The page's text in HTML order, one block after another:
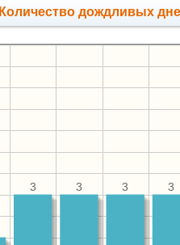
Количество дождливых
3
3
3
3